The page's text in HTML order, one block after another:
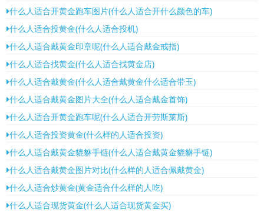
什么人适合开黄金跑车图片(什么人适合开什么颜色的车)
什么人适合投黄金(什么人适合投机)
什么人适合戴黄金印章呢(什么人适合戴金戒指)
什么人适合找黄金(什么人适合找黄金店)
什么人适合戴黄金(什么人适合戴黄金什么适合带玉)
什么人适合戴黄金图片大全(什么人适合戴金首饰)
什么人适合开黄金跑车呢(什么人适合开劳斯莱斯)
什么人适合投资黄金(什么样的人适合投资)
什么人适合戴黄金貔貅手链(什么人适合戴黄金貔貅手链)
什么人适合戴黄金图片对比(什么样的人适合佩戴黄金)
什么人适合炒黄金(黄金适合什么样的人吃)
什么人适合现货黄金(什么人适合现货黄金买)